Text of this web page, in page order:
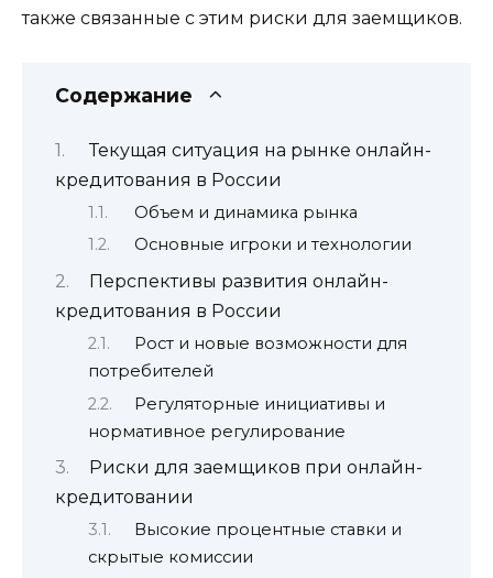
также связанные с этим риски для заемщиков.
Содержание
Текущая ситуация на рынке онлайн-
кредитования в России
Объем и динамика рынка
Основные игроки и технологии
Перспективы развития онлайн-
кредитования в России
Рост и новые возможности для
потребителей
Регуляторные инициативы и
нормативное регулирование
Риски для заемщиков при онлайн-
кредитовании
Высокие процентные ставки и
скрытые комиссии